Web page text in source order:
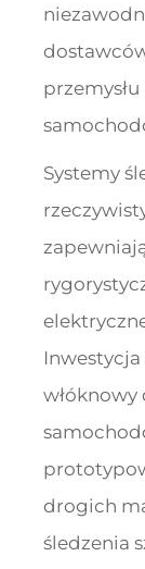
Systemy
włóknowy
drogich
śledzenia